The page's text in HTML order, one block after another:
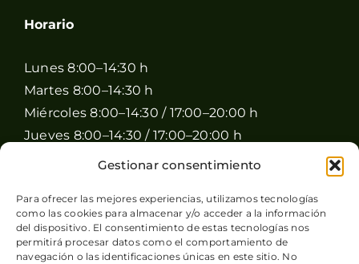
Gestionar consentimiento
Para ofrecer las mejores experiencias, utilizamos tecnologías
como las cookies para almacenar y/o acceder a la información
del dispositivo. El consentimiento de estas tecnologías nos
permitirá procesar datos como el comportamiento de
navegación o las identificaciones únicas en este sitio. No
Horario
Lunes 8:00–14:30 h
Martes 8:00–14:30 h
Miércoles 8:00–14:30 / 17:00–20:00 h
Jueves 8:00–14:30 / 17:00–20:00 h
Viernes 8:00–14:30 / 17:00–20:00 h
Domingo Cerrado